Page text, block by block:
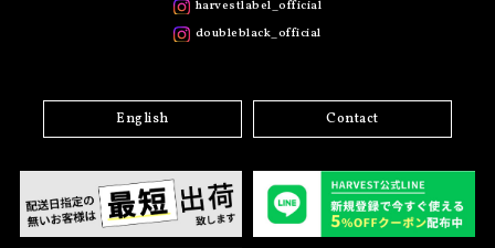
harvestlabel_official
doubleblack_official
English Contact